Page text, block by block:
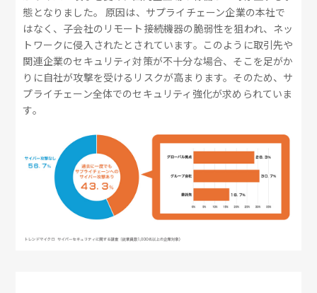
態となりました。 原因は、サプライチェーン企業の本社で
はなく、子会社のリモート接続機器の脆弱性を狙われ、ネッ
トワークに侵入されたとされています。このように取引先や
関連企業のセキュリティ対策が不十分な場合、そこを足がか
りに自社が攻撃を受けるリスクが高まります。そのため、サ
プライチェーン全体でのセキュリティ強化が求められていま
す。